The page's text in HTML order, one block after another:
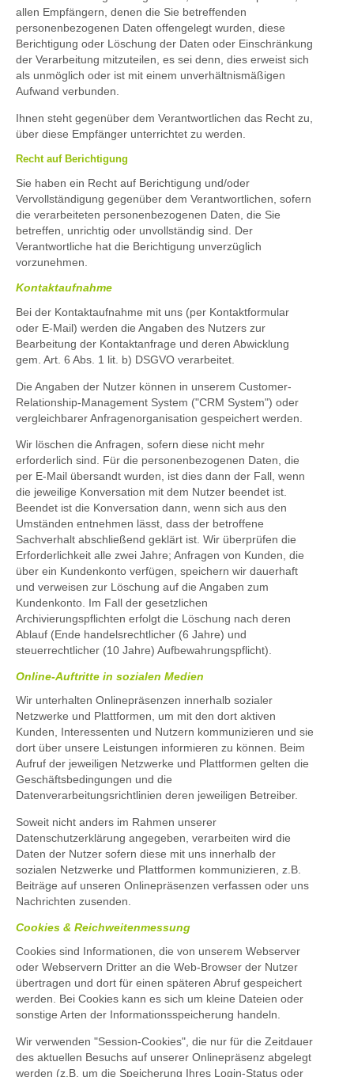
allen Empfängern, denen die Sie betreffenden
personenbezogenen Daten offengelegt wurden, diese
Berichtigung oder Löschung der Daten oder Einschränkung
der Verarbeitung mitzuteilen, es sei denn, dies erweist sich
als unmöglich oder ist mit einem unverhältnismäßigen
Aufwand verbunden.
Ihnen steht gegenüber dem Verantwortlichen das Recht zu,
über diese Empfänger unterrichtet zu werden.
Recht auf Berichtigung
Sie haben ein Recht auf Berichtigung und/oder
Vervollständigung gegenüber dem Verantwortlichen, sofern
die verarbeiteten personenbezogenen Daten, die Sie
betreffen, unrichtig oder unvollständig sind. Der
Verantwortliche hat die Berichtigung unverzüglich
vorzunehmen.
Kontaktaufnahme
Bei der Kontaktaufnahme mit uns (per Kontaktformular
oder E-Mail) werden die Angaben des Nutzers zur
Bearbeitung der Kontaktanfrage und deren Abwicklung
gem. Art. 6 Abs. 1 lit. b) DSGVO verarbeitet.
Die Angaben der Nutzer können in unserem Customer-
Relationship-Management System ("CRM System") oder
vergleichbarer Anfragenorganisation gespeichert werden.
Wir löschen die Anfragen, sofern diese nicht mehr
erforderlich sind. Für die personenbezogenen Daten, die
per E-Mail übersandt wurden, ist dies dann der Fall, wenn
die jeweilige Konversation mit dem Nutzer beendet ist.
Beendet ist die Konversation dann, wenn sich aus den
Umständen entnehmen lässt, dass der betroffene
Sachverhalt abschließend geklärt ist. Wir überprüfen die
Erforderlichkeit alle zwei Jahre; Anfragen von Kunden, die
über ein Kundenkonto verfügen, speichern wir dauerhaft
und verweisen zur Löschung auf die Angaben zum
Kundenkonto. Im Fall der gesetzlichen
Archivierungspflichten erfolgt die Löschung nach deren
Ablauf (Ende handelsrechtlicher (6 Jahre) und
steuerrechtlicher (10 Jahre) Aufbewahrungspflicht).
Online-Auftritte in sozialen Medien
Wir unterhalten Onlinepräsenzen innerhalb sozialer
Netzwerke und Plattformen, um mit den dort aktiven
Kunden, Interessenten und Nutzern kommunizieren und sie
dort über unsere Leistungen informieren zu können. Beim
Aufruf der jeweiligen Netzwerke und Plattformen gelten die
Geschäftsbedingungen und die
Datenverarbeitungsrichtlinien deren jeweiligen Betreiber.
Soweit nicht anders im Rahmen unserer
Datenschutzerklärung angegeben, verarbeiten wird die
Daten der Nutzer sofern diese mit uns innerhalb der
sozialen Netzwerke und Plattformen kommunizieren, z.B.
Beiträge auf unseren Onlinepräsenzen verfassen oder uns
Nachrichten zusenden.
Cookies & Reichweitenmessung
Cookies sind Informationen, die von unserem Webserver
oder Webservern Dritter an die Web-Browser der Nutzer
übertragen und dort für einen späteren Abruf gespeichert
werden. Bei Cookies kann es sich um kleine Dateien oder
sonstige Arten der Informationsspeicherung handeln.
Wir verwenden "Session-Cookies", die nur für die Zeitdauer
des aktuellen Besuchs auf unserer Onlinepräsenz abgelegt
werden (z.B. um die Speicherung Ihres Login-Status oder